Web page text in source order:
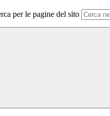
per le pagine del sito